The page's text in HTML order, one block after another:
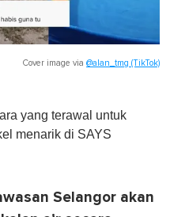
Cover image via @alan_tmg (TikTok)
yang terawal untuk
menarik di SAYS
Selangor akan